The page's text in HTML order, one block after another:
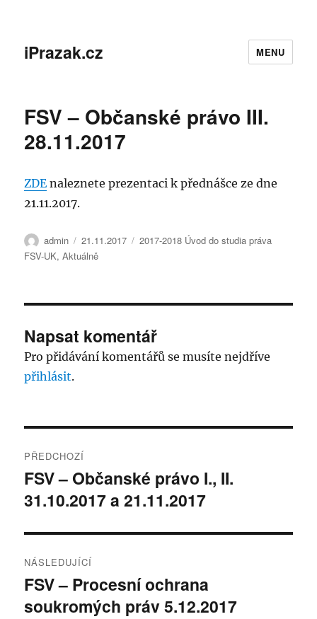
iPrazak.cz MENU
FSV – Občanské právo III.
28.11.2017
ZDE naleznete prezentaci k přednášce ze dne
21.11.2017.
Autor:
admin Publikováno:
21.11.2017 Rubriky:
2017-2018 Úvod do studia práva
FSV-UK,Aktuálně
Napsat komentář
Pro přidávání komentářů se musíte nejdříve
přihlásit.
pro
příspěvek
PŘEDCHOZÍ
Předchozí
příspěvek:
FSV – Občanské právo I., II.
31.10.2017 a 21.11.2017
NÁSLEDUJÍCÍ
Následující
příspěvek:
FSV – Procesní ochrana
soukromých práv 5.12.2017